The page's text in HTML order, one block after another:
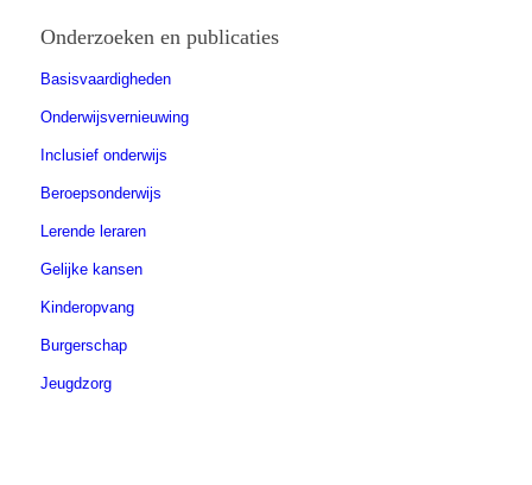
Onderzoeken en publicaties
Basisvaardigheden
Onderwijsvernieuwing
Inclusief onderwijs
Beroepsonderwijs
Lerende leraren
Gelijke kansen
Kinderopvang
Burgerschap
Jeugdzorg